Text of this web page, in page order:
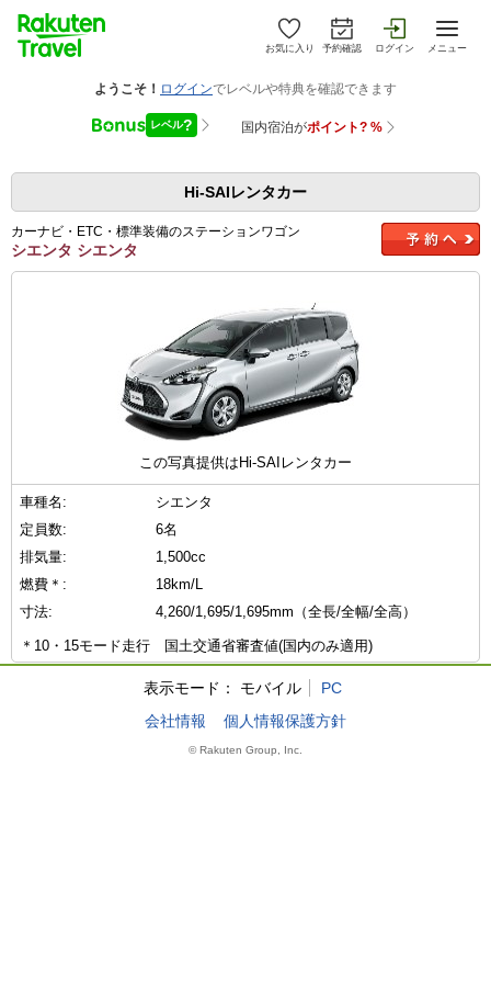
お気に入り 予約確認 ログイン メニュー
Hi-SAIレンタカー
カーナビ・ETC・標準装備のステーションワゴン
シエンタ シエンタ
この写真提供はHi-SAIレンタカー
車種名:
シエンタ
定員数:
6名
排気量:
1,500cc
燃費＊:
18km/L
寸法:
4,260/1,695/1,695mm（全長/全幅/全高）
＊10・15モード走行 国土交通省審査値(国内のみ適用)
表示モード： モバイル
PC
会社情報
個人情報保護方針
© Rakuten Group, Inc.